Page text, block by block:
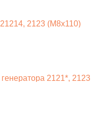
2123 (М8х110)
2121*, 2123